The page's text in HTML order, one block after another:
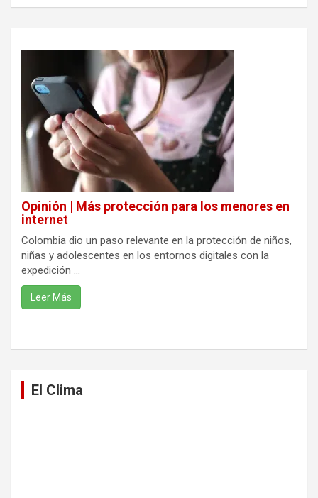
Opinión | Más protección para los menores en
internet
Colombia dio un paso relevante en la protección de niños,
niñas y adolescentes en los entornos digitales con la
expedición ...
Leer Más
El Clima